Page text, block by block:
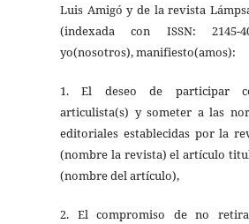
Luis Amigó y de la revista
(indexada con ISSN: 2145-
yo(nosotros), manifiesto(amos):
1. El deseo de participar
articulista(s) y someter a las
editoriales establecidas por la
(nombre la revista) el artículo
(nombre del artículo),
2. El compromiso de no